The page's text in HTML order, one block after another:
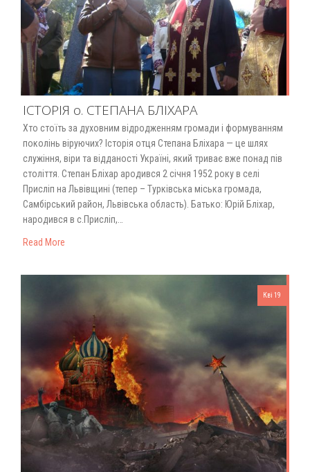
ІСТОРІЯ о. СТЕПАНА БЛІХАРА
Хто стоїть за духовним відродженням громади і формуванням
поколінь віруючих? Історія отця Степана Бліхара — це шлях
служіння, віри та відданості Україні, який триває вже понад пів
століття. Степан Бліхар ародився 2 січня 1952 року в селі
Присліп на Львівщині (тепер – Турківська міська громада,
Самбірський район, Львівська область). Батько: Юрій Бліхар,
народився в с.Присліп,…
Read More
Кві 19